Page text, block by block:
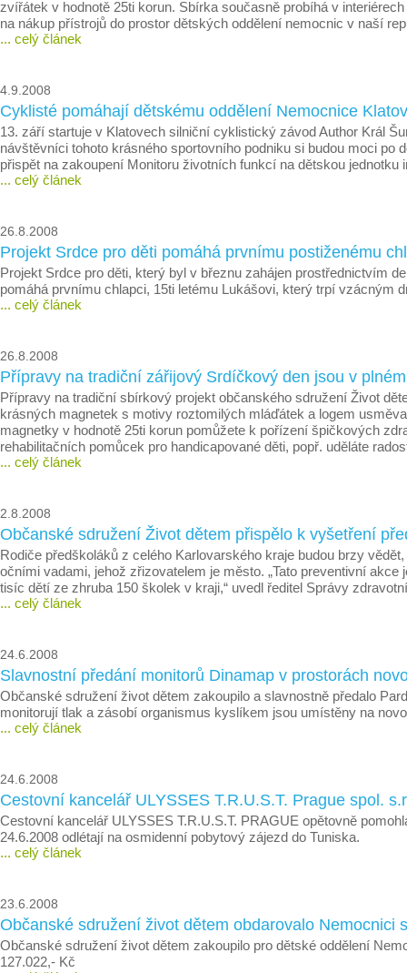
zvířátek v hodnotě 25ti korun. Sbírka současně probíhá v
na nákup přístrojů do prostor dětských oddělení nemocnic v naší
... celý článek
4.9.2008
Cyklisté pomáhají dětskému oddělení Nemocnice
13. září startuje v Klatovech silniční cyklistický závod Author Král
návštěvníci tohoto krásného sportovního podniku si budou moci
přispět na zakoupení Monitoru životních funkcí na dětskou
... celý článek
26.8.2008
Projekt Srdce pro děti pomáhá prvnímu postiženému
Projekt Srdce pro děti, který byl v březnu zahájen prostřednictvím
pomáhá prvnímu chlapci, 15ti letému Lukášovi, který trpí vzácným
... celý článek
26.8.2008
Přípravy na tradiční zářijový Srdíčkový den jsou v
Přípravy na tradiční sbírkový projekt občanského sdružení Život
krásných magnetek s motivy roztomilých mláďátek a logem
magnetky v hodnotě 25ti korun pomůžete k pořízení špičkových
rehabilitačních pomůcek pro handicapované děti, popř. uděláte
... celý článek
2.8.2008
Občanské sdružení Život dětem přispělo k vyšetření
Rodiče předškoláků z celého Karlovarského kraje budou brzy
očními vadami, jehož zřizovatelem je město. „Tato preventivní
tisíc dětí ze zhruba 150 školek v kraji,“ uvedl ředitel Správy
... celý článek
24.6.2008
Slavnostní předání monitorů Dinamap v prostorách
Občanské sdružení život dětem zakoupilo a slavnostně předalo
monitorují tlak a zásobí organismus kyslíkem jsou umístěny na
... celý článek
24.6.2008
Cestovní kancelář ULYSSES T.R.U.S.T. Prague spol.
Cestovní kancelář ULYSSES T.R.U.S.T. PRAGUE opětovně
24.6.2008 odlétají na osmidenní pobytový zájezd do Tuniska.
... celý článek
23.6.2008
Občanské sdružení život dětem obdarovalo Nemocnici
Občanské sdružení život dětem zakoupilo pro dětské oddělení
127.022,- Kč